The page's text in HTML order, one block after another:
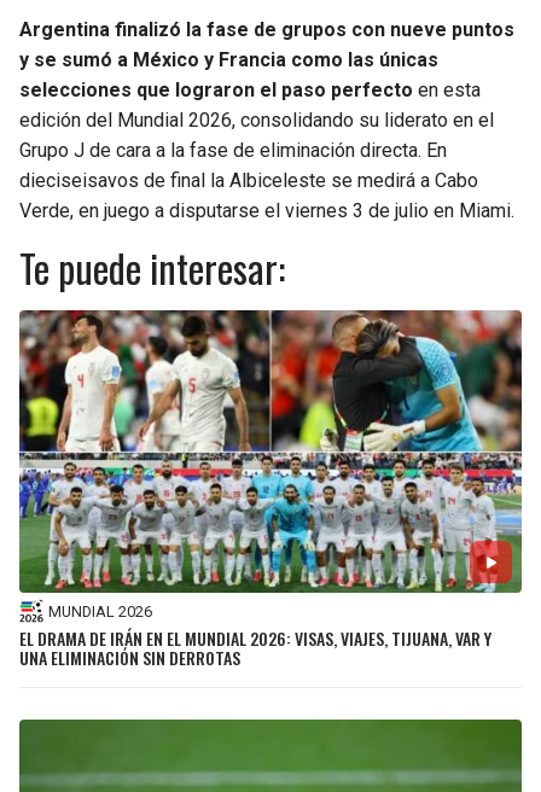
Argentina finalizó la fase de grupos con nueve puntos
y se sumó a México y Francia como las únicas
selecciones que lograron el paso perfecto en esta
edición del Mundial 2026, consolidando su liderato en el
Grupo J de cara a la fase de eliminación directa. En
dieciseisavos de final la Albiceleste se medirá a Cabo
Verde, en juego a disputarse el viernes 3 de julio en Miami.
Te puede interesar:
MUNDIAL 2026
EL DRAMA DE IRÁN EN EL MUNDIAL 2026: VISAS, VIAJES, TIJUANA, VAR Y
UNA ELIMINACIÓN SIN DERROTAS